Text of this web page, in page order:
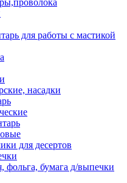
для работы с мастикой
насадки
для десертов
фольга, бумага д/выпечки